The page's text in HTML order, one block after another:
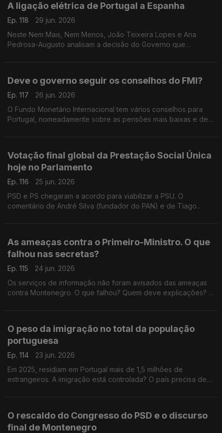
A ligação elétrica de Portugal a Espanha
Ep. 118
29 jun. 2026
Neste Nem Mais, Nem Menos, João Teixeira Lopes e Ana
Pedrosa-Augusto analisam a decisão do Governo que
Deve o governo seguir os conselhos do FMI?
Ep. 117
26 jun. 2026
O Fundo Monetário Internacional tem vários conselhos para
Portugal, nomeadamente sobre as pensões mais baixas e de
Votação final global da Prestação Social Única
hoje no Parlamento
Ep. 116
25 jun. 2026
PSD e PS chegaram a acordo para viabilizar a PSU. O
comentário de André Silva (fundador do PAN) e de Tiago
As ameaças contra o Primeiro-Ministro. O que
falhou nas secretas?
Ep. 115
24 jun. 2026
Os serviços de informação não foram avisados das ameaças
contra Montenegro. O que falhou? Quem deve explicações? A
O peso da imigração no total da população
portuguesa
Ep. 114
23 jun. 2026
Em 2025, residiam em Portugal mais de 1,5 milhões de
estrangeiros. A imigração está controlada? O país precisa de
O rescaldo do Congresso do PSD e o discurso
final de Montenegro